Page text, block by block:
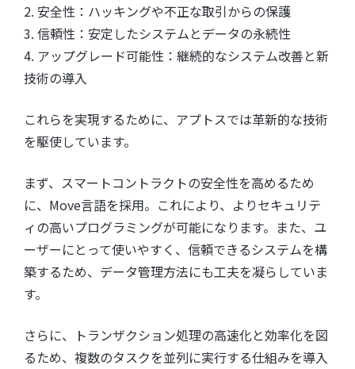
2. 安全性：ハッキングや不正な取引からの保護
3. 信頼性：安定したシステムとデータの永続性
4. アップグレード可能性：継続的なシステム改善と新
技術の導入
これらを実現するために、アプトスでは革新的な技術
を駆使しています。
まず、スマートコントラクトの安全性を高めるため
に、Move言語を採用。これにより、よりセキュリテ
ィの高いプログラミングが可能になります。また、ユ
ーザーにとって使いやすく、信頼できるシステムを構
築するため、データ管理方法にも工夫を凝らしていま
す。
さらに、トランザクション処理の高速化と効率化を図
るため、複数のタスクを並列に実行する仕組みを導入